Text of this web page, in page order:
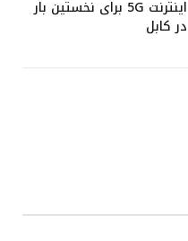
اینترنت 5G برای نخستین بار
در کابل